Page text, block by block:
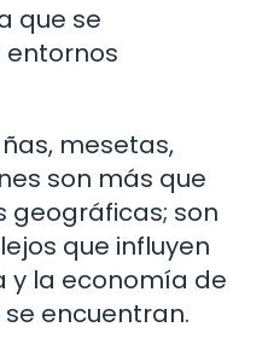
que se
entornos
mesetas,
son más que
geográficas; son
que influyen
y la economía de
encuentran.